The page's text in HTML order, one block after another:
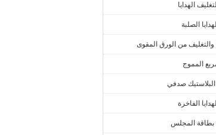
الهدايا
الصلبة
والتغليف من الورق المقوى
المموج
صدفي
الفاخرة
بطاقة المجلس